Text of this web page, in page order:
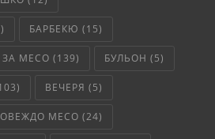
БАРБЕКЮ (15)
ЗА МЕСО (139) БУЛЬОН (5)
ВЕЧЕРЯ (5)
МЕСО (24)